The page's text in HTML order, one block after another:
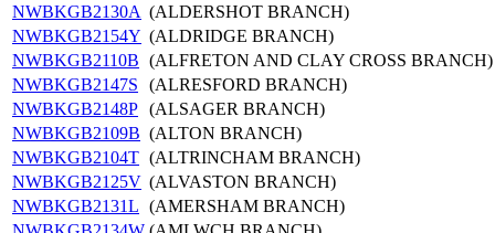
NWBKGB2130A (ALDERSHOT BRANCH)
NWBKGB2154Y (ALDRIDGE BRANCH)
NWBKGB2110B (ALFRETON AND CLAY CROSS BRANCH)
NWBKGB2147S
(ALRESFORD BRANCH)
NWBKGB2148P (ALSAGER BRANCH)
NWBKGB2109B (ALTON BRANCH)
NWBKGB2104T (ALTRINCHAM BRANCH)
NWBKGB2125V (ALVASTON BRANCH)
NWBKGB2131L (AMERSHAM BRANCH)